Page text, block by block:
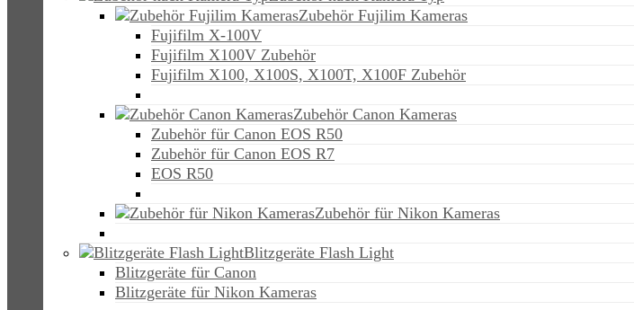
Zubehör Fujilim Kameras
Fujifilm X-100V
Fujifilm X100V Zubehör
Fujifilm X100, X100S, X100T, X100F Zubehör
Zubehör Canon Kameras
Zubehör für Canon EOS R50
Zubehör für Canon EOS R7
EOS R50
Zubehör für Nikon Kameras
Blitzgeräte Flash Light
Blitzgeräte für Canon
Blitzgeräte für Nikon Kameras